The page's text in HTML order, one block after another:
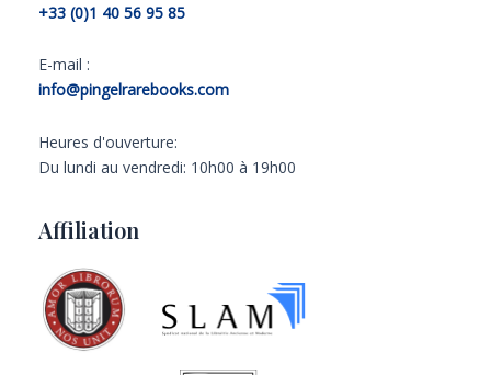
+33 (0)1 40 56 95 85
E-mail :
info@pingelrarebooks.com
Heures d'ouverture:
Du lundi au vendredi: 10h00 à 19h00
Affiliation